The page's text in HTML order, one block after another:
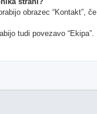
obrazec “Kontakt”,
tudi povezavo “Ekipa”.